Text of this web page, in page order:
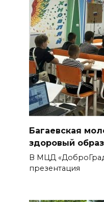
Багаевская
здоровый
В МЦД
презентация